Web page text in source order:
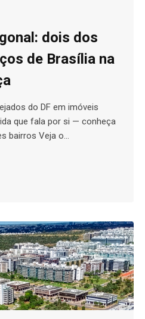
dois dos
de Brasília na
do DF em imóveis
que fala por si — conheça
bairros Veja o…